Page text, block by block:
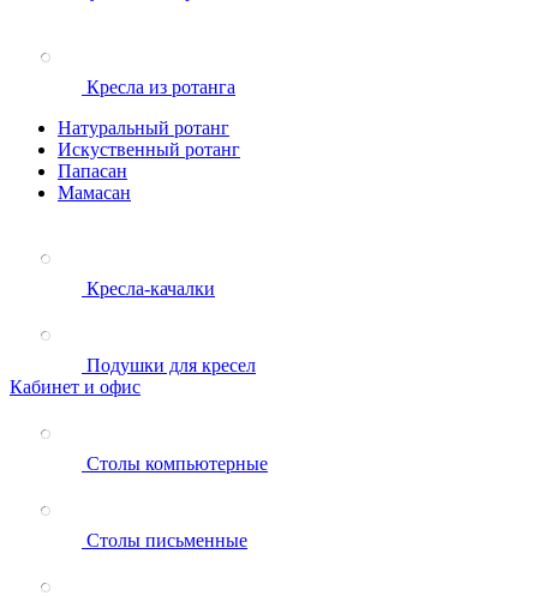
Кресла из ротанга
Натуральный ротанг
Искуственный ротанг
Папасан
Мамасан
Кресла-качалки
Подушки для кресел
Кабинет и офис
Столы компьютерные
Столы письменные